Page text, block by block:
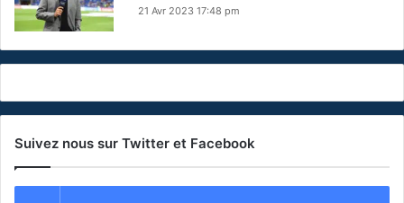
21 Avr 2023 17:48 pm
Suivez nous sur Twitter et Facebook